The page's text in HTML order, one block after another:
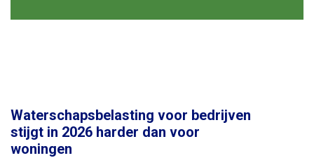
Waterschapsbelasting voor bedrijven
stijgt in 2026 harder dan voor
woningen